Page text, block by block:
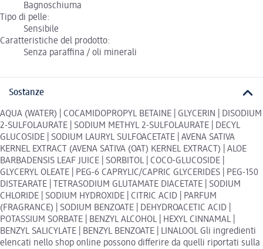
Bagnoschiuma
Tipo di pelle:
Sensibile
Caratteristiche del prodotto:
Senza paraffina / oli minerali
Sostanze
AQUA (WATER) | COCAMIDOPROPYL BETAINE | GLYCERIN | DISODIUM
2-SULFOLAURATE | SODIUM METHYL 2-SULFOLAURATE | DECYL
GLUCOSIDE | SODIUM LAURYL SULFOACETATE | AVENA SATIVA
KERNEL EXTRACT (AVENA SATIVA (OAT) KERNEL EXTRACT) | ALOE
BARBADENSIS LEAF JUICE | SORBITOL | COCO-GLUCOSIDE |
GLYCERYL OLEATE | PEG-6 CAPRYLIC/CAPRIC GLYCERIDES | PEG-150
DISTEARATE | TETRASODIUM GLUTAMATE DIACETATE | SODIUM
CHLORIDE | SODIUM HYDROXIDE | CITRIC ACID | PARFUM
(FRAGRANCE) | SODIUM BENZOATE | DEHYDROACETIC ACID |
POTASSIUM SORBATE | BENZYL ALCOHOL | HEXYL CINNAMAL |
BENZYL SALICYLATE | BENZYL BENZOATE | LINALOOL Gli ingredienti
elencati nello shop online possono differire da quelli riportati sulla